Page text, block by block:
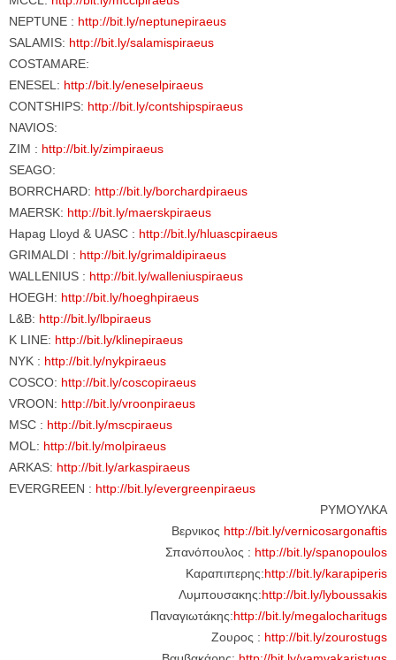
NEPTUNE : http://bit.ly/neptunepiraeus
SALAMIS: http://bit.ly/salamispiraeus
COSTAMARE:
ENESEL: http://bit.ly/eneselpiraeus
CONTSHIPS: http://bit.ly/contshipspiraeus
NAVIOS:
ZIM : http://bit.ly/zimpiraeus
SEAGO:
BORRCHARD: http://bit.ly/borchardpiraeus
MAERSK: http://bit.ly/maerskpiraeus
Hapag Lloyd & UASC : http://bit.ly/hluascpiraeus
GRIMALDI : http://bit.ly/grimaldipiraeus
WALLENIUS : http://bit.ly/walleniuspiraeus
HOEGH: http://bit.ly/hoeghpiraeus
L&B: http://bit.ly/lbpiraeus
K LINE: http://bit.ly/klinepiraeus
NYK : http://bit.ly/nykpiraeus
COSCO: http://bit.ly/coscopiraeus
VROON: http://bit.ly/vroonpiraeus
MSC : http://bit.ly/mscpiraeus
MOL: http://bit.ly/molpiraeus
ARKAS: http://bit.ly/arkaspiraeus
EVERGREEN : http://bit.ly/evergreenpiraeus
ΡΥΜΟΥΛΚΑ
Βερνικος http://bit.ly/vernicosargonaftis
Σπανόπουλος : http://bit.ly/spanopoulos
Καραπιπερης:http://bit.ly/karapiperis
Λυμπουσακης:http://bit.ly/lyboussakis
Παναγιωτάκης:http://bit.ly/megalocharitugs
Ζουρος : http://bit.ly/zourostugs